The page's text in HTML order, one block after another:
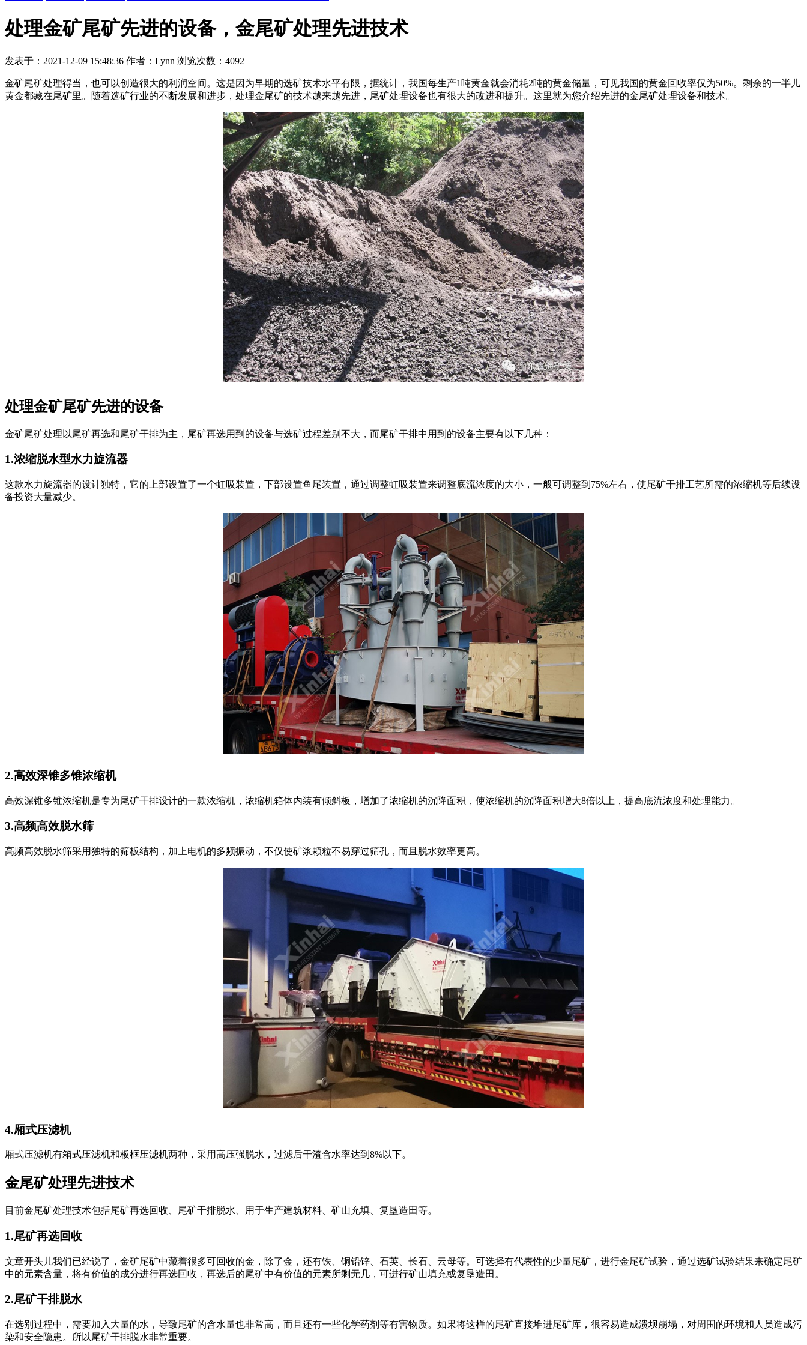
处理金矿尾矿先进的设备，金尾矿处理先进技术
发表于：2021-12-09 15:48:36 作者：Lynn 浏览次数：4092
金矿尾矿处理得当，也可以创造很大的利润空间。这是因为早期的选矿技术水平有限，据统计，我国每生产1吨黄金就会消耗2吨的黄金储量，可见我国的黄金回收率仅为50%。剩余的一半儿
黄金都藏在尾矿里。随着选矿行业的不断发展和进步，处理金尾矿的技术越来越先进，尾矿处理设备也有很大的改进和提升。这里就为您介绍先进的金尾矿处理设备和技术。
处理金矿尾矿先进的设备
金矿尾矿处理以尾矿再选和尾矿干排为主，尾矿再选用到的设备与选矿过程差别不大，而尾矿干排中用到的设备主要有以下几种：
1.浓缩脱水型水力旋流器
这款水力旋流器的设计独特，它的上部设置了一个虹吸装置，下部设置鱼尾装置，通过调整虹吸装置来调整底流浓度的大小，一般可调整到75%左右，使尾矿干排工艺所需的浓缩机等后续设
备投资大量减少。
2.高效深锥多锥浓缩机
高效深锥多锥浓缩机是专为尾矿干排设计的一款浓缩机，浓缩机箱体内装有倾斜板，增加了浓缩机的沉降面积，使浓缩机的沉降面积增大8倍以上，提高底流浓度和处理能力。
3.高频高效脱水筛
高频高效脱水筛采用独特的筛板结构，加上电机的多频振动，不仅使矿浆颗粒不易穿过筛孔，而且脱水效率更高。
4.厢式压滤机
厢式压滤机有箱式压滤机和板框压滤机两种，采用高压强脱水，过滤后干渣含水率达到8%以下。
金尾矿处理先进技术
目前金尾矿处理技术包括尾矿再选回收、尾矿干排脱水、用于生产建筑材料、矿山充填、复垦造田等。
1.尾矿再选回收
文章开头儿我们已经说了，金矿尾矿中藏着很多可回收的金，除了金，还有铁、铜铅锌、石英、长石、云母等。可选择有代表性的少量尾矿，进行金尾矿试验，通过选矿试验结果来确定尾矿
中的元素含量，将有价值的成分进行再选回收，再选后的尾矿中有价值的元素所剩无几，可进行矿山填充或复垦造田。
2.尾矿干排脱水
在选别过程中，需要加入大量的水，导致尾矿的含水量也非常高，而且还有一些化学药剂等有害物质。如果将这样的尾矿直接堆进尾矿库，很容易造成溃坝崩塌，对周围的环境和人员造成污
染和安全隐患。所以尾矿干排脱水非常重要。